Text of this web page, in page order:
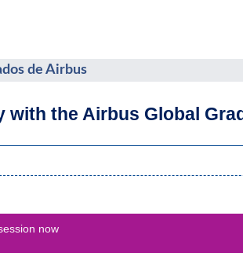
de Airbus
the Airbus Global
now